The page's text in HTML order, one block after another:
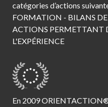
catégories d’actions
FORMATION - BILANS
ACTIONS PERMETTANT
L'EXPÉRIENCE
En 2009